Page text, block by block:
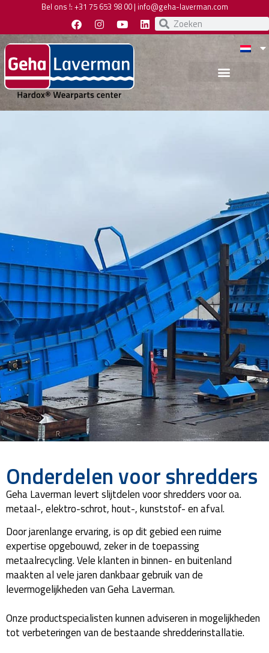
Bel ons !: +31 75 653 98 00| info@geha-laverman.com
Shredders
Onderdelen voor shredders
Geha Laverman levert slijtdelen voor shredders voor oa.
metaal-, elektro-schrot, hout-, kunststof- en afval.
Door jarenlange ervaring, is op dit gebied een ruime
expertise opgebouwd, zeker in de toepassing
metaalrecycling. Vele klanten in binnen- en buitenland
maakten al vele jaren dankbaar gebruik van de
levermogelijkheden van Geha Laverman.
Onze productspecialisten kunnen adviseren in mogelijkheden
tot verbeteringen van de bestaande shredderinstallatie.